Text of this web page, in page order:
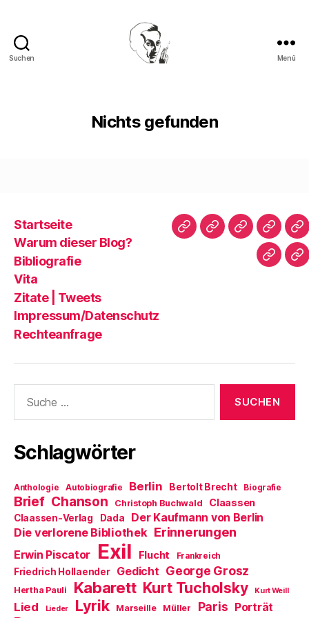
Suchen Menü
Nichts gefunden
Startseite
Warum dieser Blog?
Bibliografie
Vita
Zitate | Tweets
Impressum/Datenschutz
Rechteanfrage
Startseite
WarumBibliografie
Vita
|
nach:
Schlagwörter
Anthologie Autobiografie Berlin Bertolt Brecht Biografie
Brief Chanson Christoph Buchwald Claassen
Claassen-Verlag Dada Der Kaufmann von Berlin
Die verlorene Bibliothek Erinnerungen
Erwin Piscator Exil Flucht Frankreich
Friedrich Hollaender Gedicht George Grosz
Hertha Pauli Kabarett Kurt Tucholsky Kurt Weill
Lied Lieder Lyrik Marseille Müller Paris Porträt